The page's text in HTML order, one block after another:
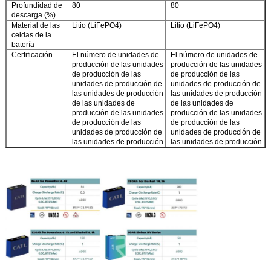
Profundidad de
descarga (%)
80 80
Material de las
celdas de la
batería
Litio (LiFePO4) Litio (LiFePO4)
Certificación
El número de unidades de
producción de las unidades
de producción de las
unidades de producción de
las unidades de producción
de las unidades de
producción de las unidades
de producción de las
unidades de producción de
las unidades de producción.
El número de unidades de
producción de las unidades
de producción de las
unidades de producción de
las unidades de producción
de las unidades de
producción de las unidades
de producción de las
unidades de producción de
las unidades de producción.